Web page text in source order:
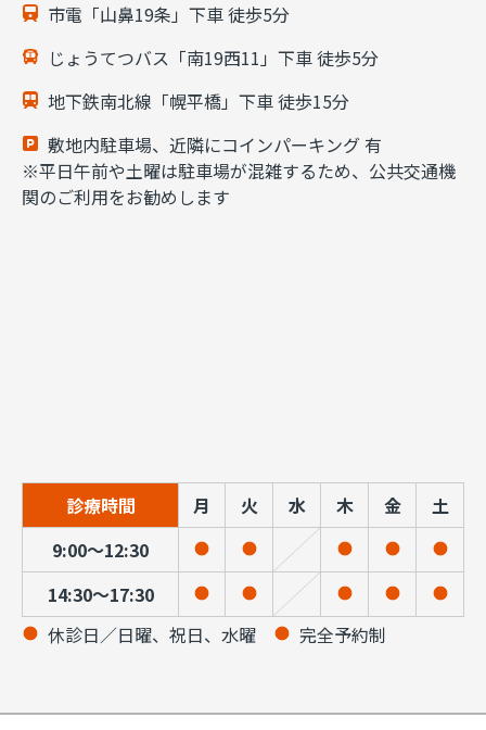
市電「山鼻19条」下車 徒歩5分
じょうてつバス「南19西11」下車 徒歩5分
地下鉄南北線「幌平橋」下車 徒歩15分
敷地内駐車場、近隣にコインパーキング 有
※平日午前や土曜は駐車場が混雑するため、公共交通機
関のご利用をお勧めします
診療時間 月 火 水 木 金
土
9:00～12:30
14:30～17:30
休診日／日曜、祝日、水曜
完全予約制